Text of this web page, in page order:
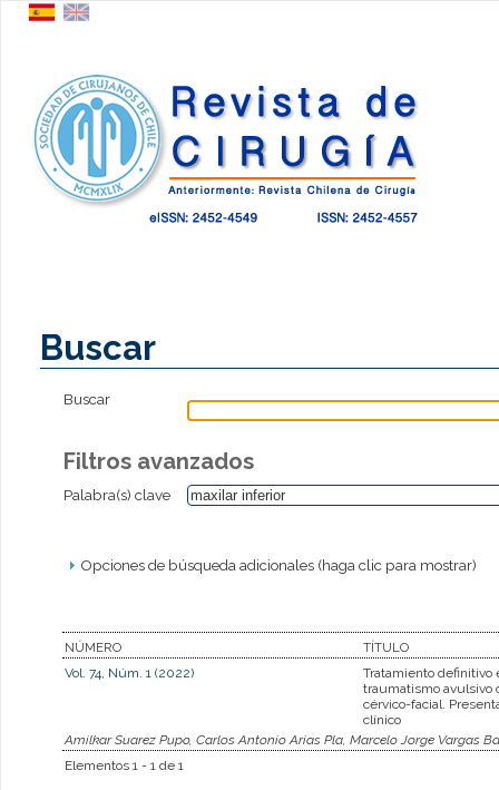
Buscar
Buscar
Filtros avanzados
Palabra(s) clave
Opciones de búsqueda adicionales (haga clic para mostrar)
NÚMERO
TÍTULO
Vol. 74, Núm. 1 (2022)
Tratamiento definitivo
traumatismo avulsivo
cérvico-facial.
clínico
Amilkar Suarez Pupo, Carlos Antonio Arias Pla, Marcelo Jorge Vargas
Elementos 1 - 1 de 1